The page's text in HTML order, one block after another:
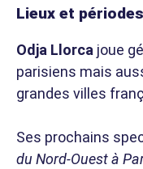
Lieux et
Odja Llorca joue
parisiens mais
grandes villes
Ses prochains
du Nord-Ouest à